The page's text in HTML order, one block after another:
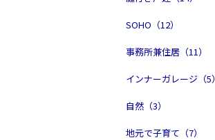
SOHO（12）
事務所兼住居（11）
インナーガレージ（5）
自然（3）
地元で子育て（7）